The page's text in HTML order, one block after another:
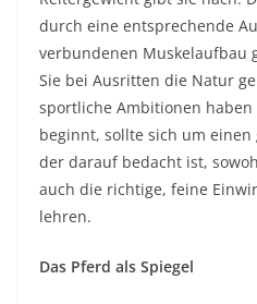
durch eine entsprechende
verbundenen Muskelaufbau
Sie bei Ausritten die Natur
sportliche Ambitionen haben
beginnt, sollte sich um
der darauf bedacht ist,
auch die richtige, feine
lehren.
Das Pferd als Spiegel